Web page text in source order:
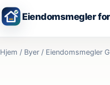
Eiendomsmegler
Hjem / Byer / Eiendomsmegler